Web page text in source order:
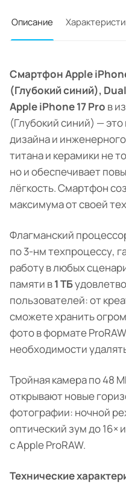
Описание
Смартфон Apple
(Глубокий синий),
Apple iPhone 17 Pro в
(Глубокий синий) —
дизайна и
титана и керамики не
но и обеспечивает
лёгкость. Смартфон
максимума от своей
Флагманский
по 3-нм техпроцессу,
работу в любых
памяти в1 ТБ
пользователей: от
сможете хранить
фото в формате
необходимости
Тройная камера по 48
открывают новые
фотографии: ночной
оптический зум до 16×
с Apple ProRAW.
Технические